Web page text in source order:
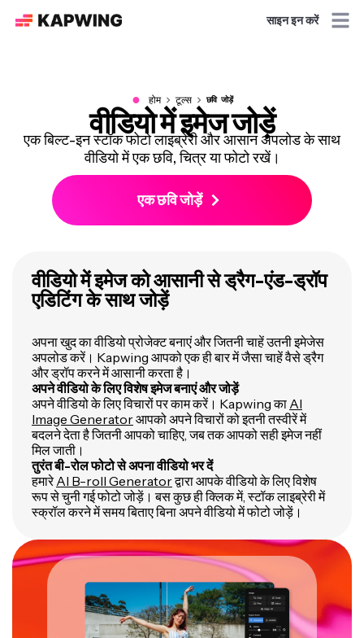
साइन इन करें
● होम टूल्स छवि जोड़ें
वीडियो में इमेज जोड़ें
एक बिल्ट-इन स्टॉक फोटो लाइब्रेरी और आसान अपलोड के साथ
वीडियो में एक छवि, चित्र या फोटो रखें।
एक छवि जोड़ें
वीडियो में इमेज को आसानी से ड्रैग-एंड-ड्रॉप
एडिटिंग के साथ जोड़ें
अपना खुद का वीडियो प्रोजेक्ट बनाएं और जितनी चाहें उतनी इमेजेस
अपलोड करें। Kapwing आपको एक ही बार में जैसा चाहें वैसे ड्रैग
और ड्रॉप करने में आसानी करता है।
अपने वीडियो के लिए विशेष इमेज बनाएं और जोड़ें
अपने वीडियो के लिए विचारों पर काम करें। Kapwing का AI
Image Generatorआपको अपने विचारों को इतनी तस्वीरें में
बदलने देता है जितनी आपको चाहिए, जब तक आपको सही इमेज नहीं
मिल जाती।
तुरंत बी-रोल फोटो से अपना वीडियो भर दें
हमारेAI B-roll Generatorद्वारा आपके वीडियो के लिए विशेष
रूप से चुनी गई फोटो जोड़ें। बस कुछ ही क्लिक में, स्टॉक लाइब्रेरी में
स्क्रॉल करने में समय बिताए बिना अपने वीडियो में फोटो जोड़ें।